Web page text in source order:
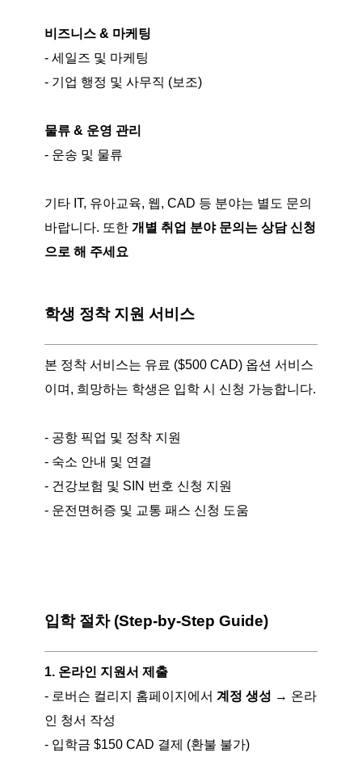
비즈니스 & 마케팅
- 세일즈 및 마케팅
- 기업 행정 및 사무직 (보조)
물류 & 운영 관리
- 운송 및 물류
기타 IT, 유아교육, 웹, CAD 등 분야는 별도 문의
바랍니다. 또한 개별 취업 분야 문의는 상담 신청
으로 해 주세요
학생 정착 지원 서비스
본 정착 서비스는 유료 ($500 CAD) 옵션 서비스
이며, 희망하는 학생은 입학 시 신청 가능합니다.
- 공항 픽업 및 정착 지원
- 숙소 안내 및 연결
- 건강보험 및 SIN 번호 신청 지원
- 운전면허증 및 교통 패스 신청 도움
입학 절차 (Step-by-Step Guide)
1. 온라인 지원서 제출
- 로버슨 컬리지 홈페이지에서 계정 생성 → 온라
인 청서 작성
- 입학금 $150 CAD 결제 (환불 불가)